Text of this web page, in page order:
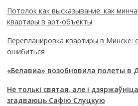
Потолок как высказывание: как
квартиры в арт-объекты
Перепланировка квартиры в Минске:
ошибиться
«Белавиа» возобновила полеты в
Не толькі святая, але і
згадваюць Сафію Слуцкую